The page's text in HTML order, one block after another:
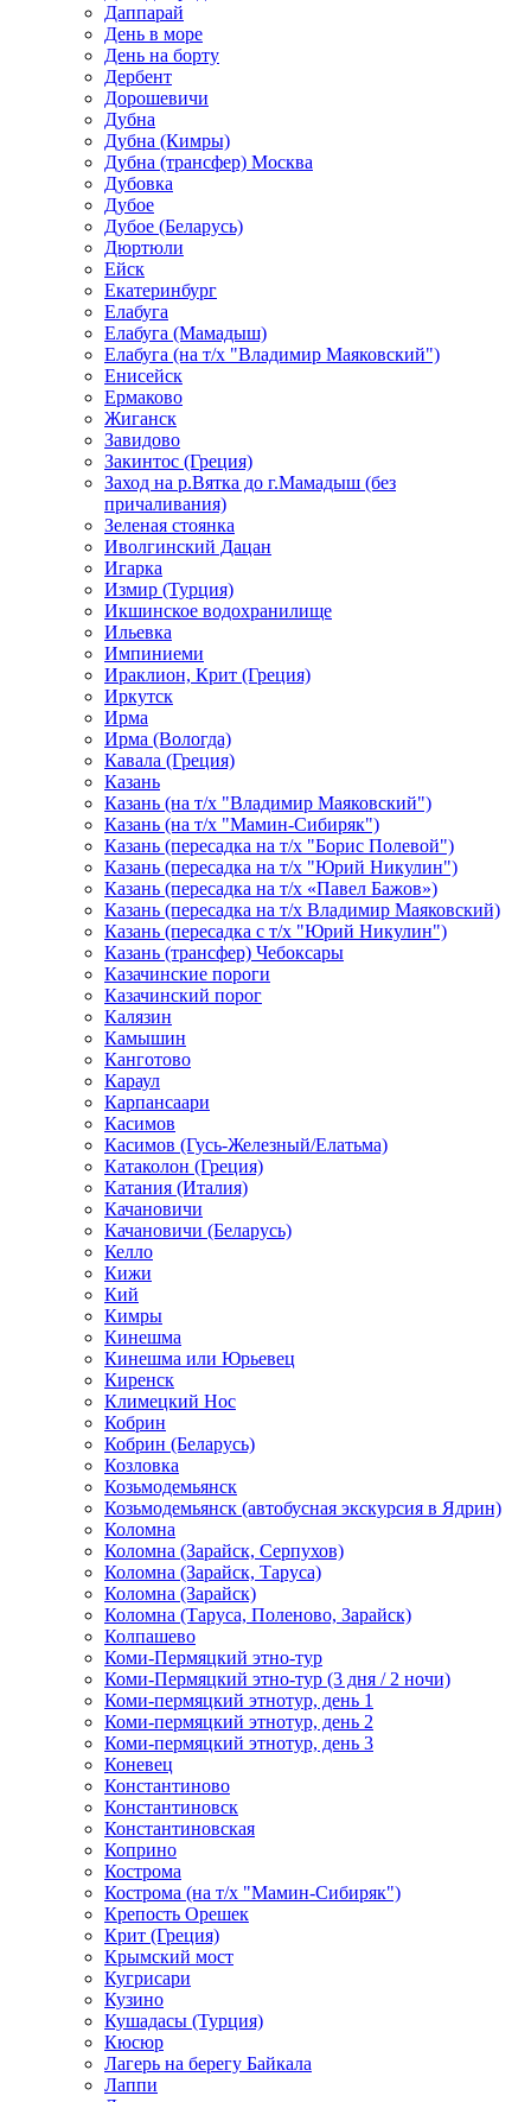
Даппарай
День в море
День на борту
Дербент
Дорошевичи
Дубна
Дубна (Кимры)
Дубна (трансфер) Москва
Дубовка
Дубое
Дубое (Беларусь)
Дюртюли
Ейск
Екатеринбург
Елабуга
Елабуга (Мамадыш)
Елабуга (на т/х "Владимир Маяковский")
Енисейск
Ермаково
Жиганск
Завидово
Закинтос (Греция)
Заход на р.Вятка до г.Мамадыш (без
причаливания)
Зеленая стоянка
Иволгинский Дацан
Игарка
Измир (Турция)
Икшинское водохранилище
Ильевка
Импиниеми
Ираклион, Крит (Греция)
Иркутск
Ирма
Ирма (Вологда)
Кавала (Греция)
Казань
Казань (на т/х "Владимир Маяковский")
Казань (на т/х "Мамин-Сибиряк")
Казань (пересадка на т/х "Борис Полевой")
Казань (пересадка на т/х "Юрий Никулин")
Казань (пересадка на т/х «Павел Бажов»)
Казань (пересадка на т/х Владимир Маяковский)
Казань (пересадка с т/х "Юрий Никулин")
Казань (трансфер) Чебоксары
Казачинские пороги
Казачинский порог
Калязин
Камышин
Канготово
Караул
Карпансаари
Касимов
Касимов (Гусь-Железный/Елатьма)
Катаколон (Греция)
Катания (Италия)
Качановичи
Качановичи (Беларусь)
Келло
Кижи
Кий
Кимры
Кинешма
Кинешма или Юрьевец
Киренск
Климецкий Нос
Кобрин
Кобрин (Беларусь)
Козловка
Козьмодемьянск
Козьмодемьянск (автобусная экскурсия в Ядрин)
Коломна
Коломна (Зарайск, Серпухов)
Коломна (Зарайск, Таруса)
Коломна (Зарайск)
Коломна (Таруса, Поленово, Зарайск)
Колпашево
Коми-Пермяцкий этно-тур
Коми-Пермяцкий этно-тур (3 дня / 2 ночи)
Коми-пермяцкий этнотур, день 1
Коми-пермяцкий этнотур, день 2
Коми-пермяцкий этнотур, день 3
Коневец
Константиново
Константиновск
Константиновская
Коприно
Кострома
Кострома (на т/х "Мамин-Сибиряк")
Крепость Орешек
Крит (Греция)
Крымский мост
Кугрисари
Кузино
Кушадасы (Турция)
Кюсюр
Лагерь на берегу Байкала
Лаппи